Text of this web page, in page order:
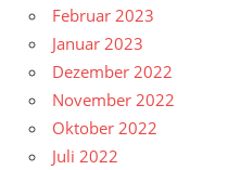
Februar 2023
Januar 2023
Dezember 2022
November 2022
Oktober 2022
Juli 2022